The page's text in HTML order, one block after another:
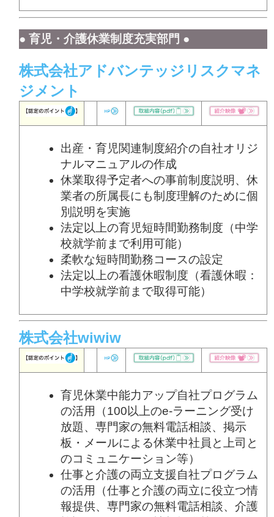
● 育児・介護休業制度充実部門 ●
株式会社アドバンテッジリスクマネ
ジメント
出産・育児関連制度紹介の自社オリジ
ナルマニュアルの作成
休業取得予定者への事前制度説明、休
業者の所属長にも制度理解のために個
別説明を実施
法定以上の育児短時間勤務制度（中学
校就学前まで利用可能）
柔軟な短時間勤務コースの設定
法定以上の看護休暇制度（看護休暇：
中学校就学前まで取得可能）
株式会社wiwiw
育児休業中能力アップ自社プログラム
の活用（100以上のe-ラーニング受け
放題、専門家の無料電話相談、掲示
板・メールによる休業中社員と上司と
のコミュニケーション等）
仕事と介護の両立支援自社プログラム
の活用（仕事と介護の両立に役立つ情
報提供、専門家の無料電話相談、介護